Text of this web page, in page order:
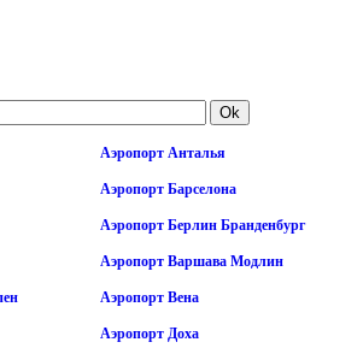
Аэропорт Анталья
Аэропорт Барселона
Аэропорт Берлин Бранденбург
Аэропорт Варшава Модлин
Аэропорт Вена
Аэропорт Доха